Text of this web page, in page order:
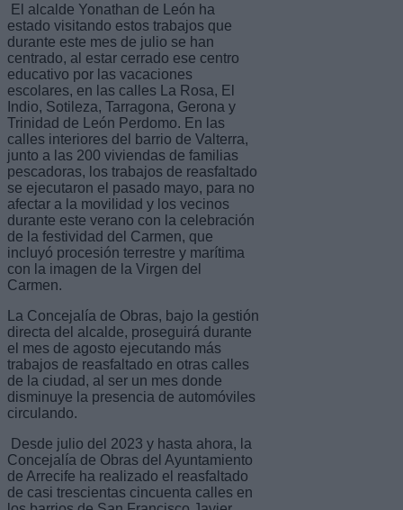
El alcalde Yonathan de León ha
estado visitando estos trabajos que
durante este mes de julio se han
centrado, al estar cerrado ese centro
educativo por las vacaciones
escolares, en las calles La Rosa, El
Indio, Sotileza, Tarragona, Gerona y
Trinidad de León Perdomo. En las
calles interiores del barrio de Valterra,
junto a las 200 viviendas de familias
pescadoras, los trabajos de reasfaltado
se ejecutaron el pasado mayo, para no
afectar a la movilidad y los vecinos
durante este verano con la celebración
de la festividad del Carmen, que
incluyó procesión terrestre y marítima
con la imagen de la Virgen del
Carmen.
La Concejalía de Obras, bajo la gestión
directa del alcalde, proseguirá durante
el mes de agosto ejecutando más
trabajos de reasfaltado en otras calles
de la ciudad, al ser un mes donde
disminuye la presencia de automóviles
circulando.
Desde julio del 2023 y hasta ahora, la
Concejalía de Obras del Ayuntamiento
de Arrecife ha realizado el reasfaltado
de casi trescientas cincuenta calles en